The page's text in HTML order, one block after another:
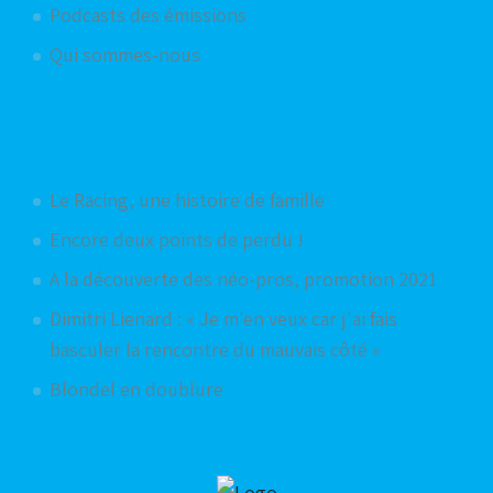
Podcasts des émissions
Qui sommes-nous
Le Racing, une histoire de famille
Encore deux points de perdu !
A la découverte des néo-pros, promotion 2021
Dimitri Lienard : « Je m'en veux car j'ai fais
basculer la rencontre du mauvais côté »
Blondel en doublure